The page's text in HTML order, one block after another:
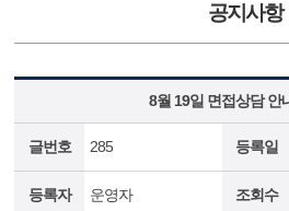
공지사항
8월 19일 면접상담 안
글번호 285 등록일
등록자 운영자 조회수